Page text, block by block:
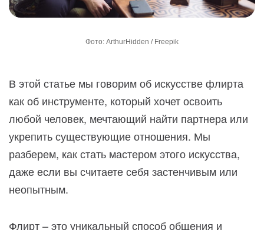
Фото: ArthurHidden / Freepik
В этой статье мы говорим об искусстве флирта
как об инструменте, который хочет освоить
любой человек, мечтающий найти партнера или
укрепить существующие отношения. Мы
разберем, как стать мастером этого искусства,
даже если вы считаете себя застенчивым или
неопытным.
Флирт – это уникальный способ общения и